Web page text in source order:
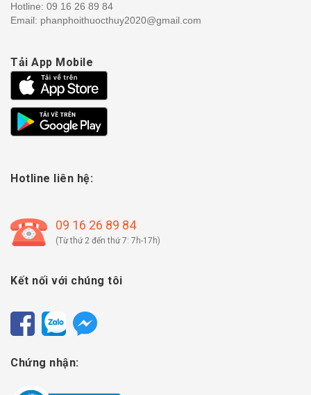
Hotline: 09 16 26 89 84
Email: phanphoithuocthuy2020@gmail.com
Tải App Mobile
Hotline liên hệ:
09 16 26 89 84
(Từ thứ 2 đến thứ 7: 7h-17h)
Kết nối với chúng tôi
Chứng nhận: